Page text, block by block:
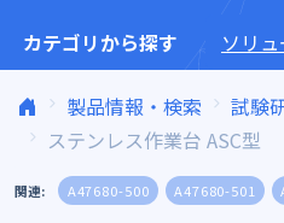
カテゴリから探す ソリ
製品情報・検索 試験
ステンレス作業台 ASC型
関連: A47680-500 A47680-501